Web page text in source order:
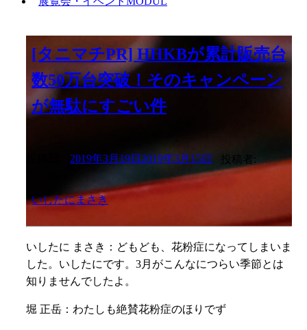
[タニマチPR] HHKBが累計販売台
数50万台突破！そのキャンペーン
が無駄にすごい件
2019年3月19日 2019年3月15日 投稿者:
いしたにまさき
いしたに まさき： どもども、花粉症になってしまいま
した。いしたにです。 3月がこんなにつらい季節とは
知りませんでしたよ。
堀 正岳：わたしも絶賛花粉症のほりでず